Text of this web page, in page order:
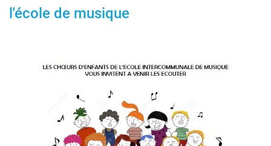
l'école de musique